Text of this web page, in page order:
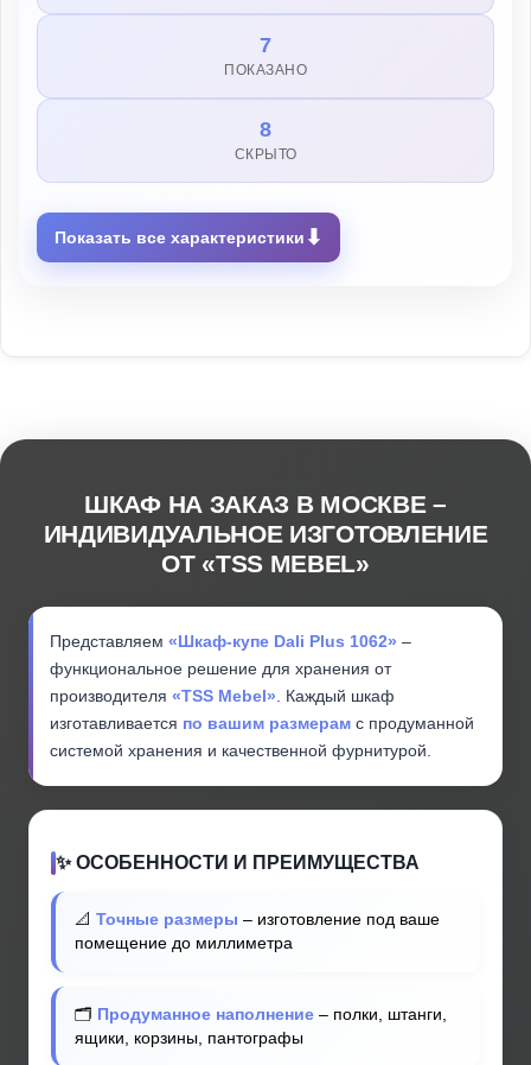
7
ПОКАЗАНО
8
СКРЫТО
Показать все характеристики ⬇
ШКАФ НА ЗАКАЗ В МОСКВЕ –
ИНДИВИДУАЛЬНОЕ ИЗГОТОВЛЕНИЕ
ОТ «TSS MEBEL»
Представляем «Шкаф-купе Dali Plus 1062» –
функциональное решение для хранения от
производителя «TSS Mebel» . Каждый шкаф
изготавливается по вашим размерам с продуманной
системой хранения и качественной фурнитурой.
✨ ОСОБЕННОСТИ И ПРЕИМУЩЕСТВА
📐 Точные размеры – изготовление под ваше
помещение до миллиметра
🗂️ Продуманное наполнение – полки, штанги,
ящики, корзины, пантографы